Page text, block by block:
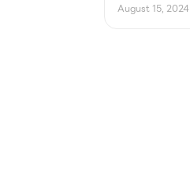
August 15, 2024